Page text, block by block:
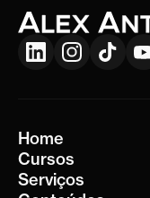
Home
Cursos
Serviços